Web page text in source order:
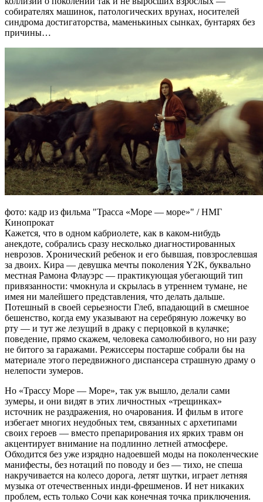
собирателях машинок, патологических врунах, носителей
синдрома достигаторства, маменькиных сынках, бунтарях без
причины…
фото: кадр из фильма "Трасса «Море — море»" / НМГ
Кинопрокат
Кажется, что в одном кабриолете, как в каком-нибудь
анекдоте, собрались сразу несколько диагностированных
неврозов. Хронический ребенок и его бывшая, повзрослевшая
за двоих. Кира — девушка мечты поколения Y2K, буквально
местная Рамона Флауэрс — практикующая убегающий тип
привязанности: чмокнула и скрылась в утреннем тумане, не
имея ни малейшего представления, что делать дальше.
Потешный в своей серьезности Глеб, впадающий в смешное
бешенство, когда ему указывают на серебряную ложечку во
рту — и тут же лезущий в драку с перцовкой в кулачке;
поведение, прямо скажем, человека самолюбивого, но ни разу
не битого за гаражами. Режиссеры постарше собрали бы на
материале этого передвижного диспансера страшную драму о
нелепости зумеров.
Но «Трассу Море — Море», так уж вышло, делали сами
зумеры, и они видят в этих личностных «трещинках»
источник не раздражения, но очарования. И фильм в итоге
избегает многих неудобных тем, связанных с архетипами
своих героев — вместо препарирования их ярких травм он
акцентирует внимание на подлинно летней атмосфере.
Обходится без уже изрядно надоевшей моды на поколенческие
манифесты, без нотаций по поводу и без — тихо, не спеша
накручивается на колесо дорога, летят шутки, играет летняя
музыка от отечественных инди-фрешменов. И нет никаких
проблем, есть только Сочи как конечная точка приключения.